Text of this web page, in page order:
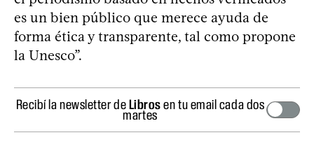
es un bien público que merece ayuda de
forma ética y transparente, tal como propone
la Unesco”.
Recibí la newsletter deLibrosen tu email cada dos
martes